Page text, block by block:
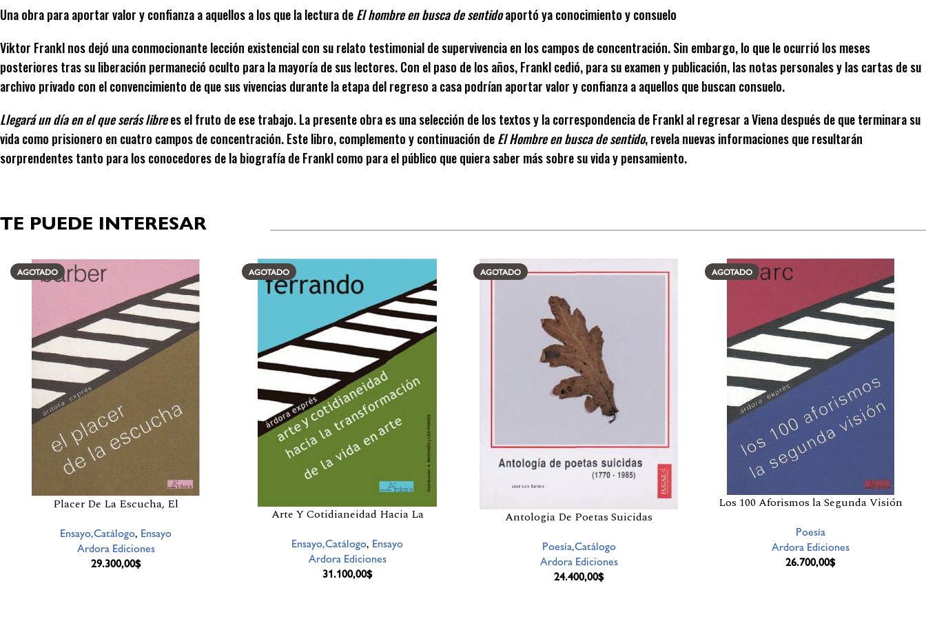
Una obra para aportar valor y confianza a aquellos a los que la lectura deEl hombre en busca de sentidoaportó ya conocimiento y consuelo
Viktor Frankl nos dejó una conmocionante lección existencial con su relato testimonial de supervivencia en los campos de concentración. Sin embargo, lo que le ocurrió los meses
posteriores tras su liberación permaneció oculto para la mayoría de sus lectores. Con el paso de los años, Frankl cedió, para su examen y publicación, las notas personales y las cartas de su
archivo privado con el convencimiento de que sus vivencias durante la etapa del regreso a casa podrían aportar valor y confianza a aquellos que buscan consuelo.
Llegará un día en el que serás librees el fruto de ese trabajo. La presente obra es una selección de los textos y la correspondencia de Frankl al regresar a Viena después de que terminara su
vida como prisionero en cuatro campos de concentración. Este libro, complemento y continuación deEl Hombre en busca de sentido, revela nuevas informaciones que resultarán
sorprendentes tanto para los conocedores de la biografía de Frankl como para el público que quiera saber más sobre su vida y pensamiento.
TE PUEDE INTERESAR
Productos relacionados
AGOTADO
Placer De La Escucha, El
Ensayo,Catálogo, Ensayo
Ardora Ediciones
29.300,00$
AGOTADO
Arte Y Cotidianeidad Hacia La
Ensayo,Catálogo, Ensayo
Ardora Ediciones
31.100,00$
AGOTADO
Antologia De Poetas Suicidas
Poesía,Catálogo
Ardora Ediciones
24.400,00$
AGOTADO
Los 100 Aforismos la Segunda Visión
Poesía
Ardora Ediciones
26.700,00$